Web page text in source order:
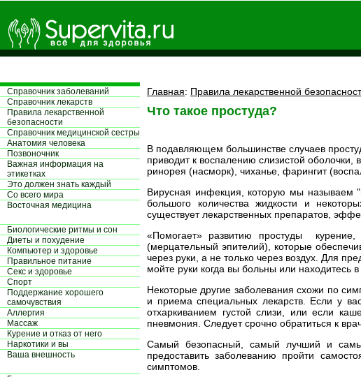
Справочник заболеваний
Справочник лекарств
Правила лекарственной
безопасности
Справочник медицинской сестры
Aнатомия человека
Позвоночник
Важная информация на
этикетках
Это должен знать каждый
Со всего мира
Восточная медицина
Биологические ритмы и сон
Диеты и похудение
Компьютер и здоровье
Правильное питание
Секс и здоровье
Спорт
Поддержание хорошего
самочувствия
Аллергия
Массаж
Курение и отказ от него
Наркотики и вы
Ваша внешность
Главная: Правила лекарственной
Что такое простуда?
В подавляющем большинстве случаев
приводит к воспалению слизистой
ринорея (насморк), чиханье, фарингит
Вирусная инфекция, которую мы называем
большого количества жидкости и
существует лекарственных препаратов,
«Помогает» развитию простуды курение,
(мерцательный эпителий), которые
через руки, а не только через воздух. Для
мойте руки когда вы больны или находитесь
Некоторые другие заболевания схожи по
и приема специальных лекарств. Если у
отхаркиванием густой слизи, или если
пневмония. Следует срочно обратиться к
Самый безопасный, самый лучший и
предоставить заболеванию пройти
симптомов.